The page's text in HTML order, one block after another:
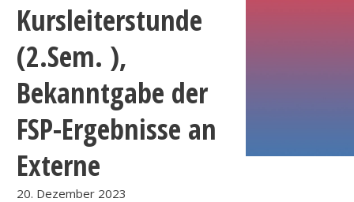
Kursleiterstunde
(2.Sem. ),
Bekanntgabe der
FSP-Ergebnisse an
Externe
20. Dezember 2023